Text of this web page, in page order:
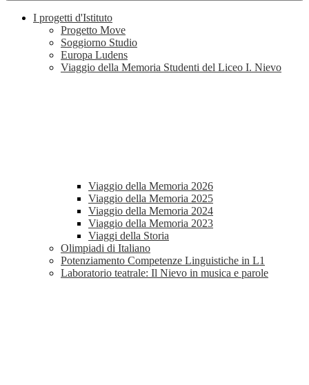
I progetti d'Istituto
Progetto Move
Soggiorno Studio
Europa Ludens
Viaggio della Memoria Studenti del Liceo I. Nievo
Viaggio della Memoria 2026
Viaggio della Memoria 2025
Viaggio della Memoria 2024
Viaggio della Memoria 2023
Viaggi della Storia
Olimpiadi di Italiano
Potenziamento Competenze Linguistiche in L1
Laboratorio teatrale: Il Nievo in musica e parole